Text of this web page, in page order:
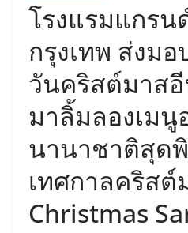
โรงแรมแกร
กรุงเทพ ส่งม
วันคริสต์มาส
มาลิ้มลองเมนู
นานาชาติสุด
เทศกาลคริส
Christmas